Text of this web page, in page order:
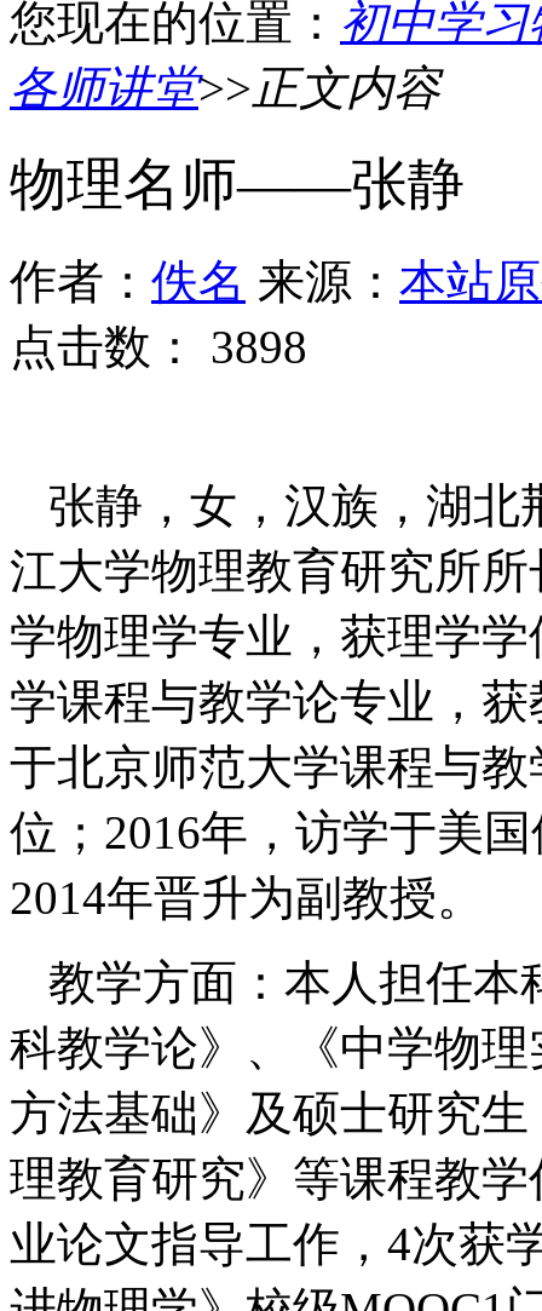
您现在的位置： 初中学
各师讲堂>>正文内容
物理名师——张静
作者： 佚名 来源： 本站
点击数： 3898
张静，女，汉族，湖北
江大学物理教育研究所
学物理学专业，获理学
学课程与教学论专业，
于北京师范大学课程与
位；2016年，访学于美
2014年晋升为副教授。
教学方面：本人担任本
科教学论》、《中学物
方法基础》及硕士研究
理教育研究》等课程教
业论文指导工作，4次获